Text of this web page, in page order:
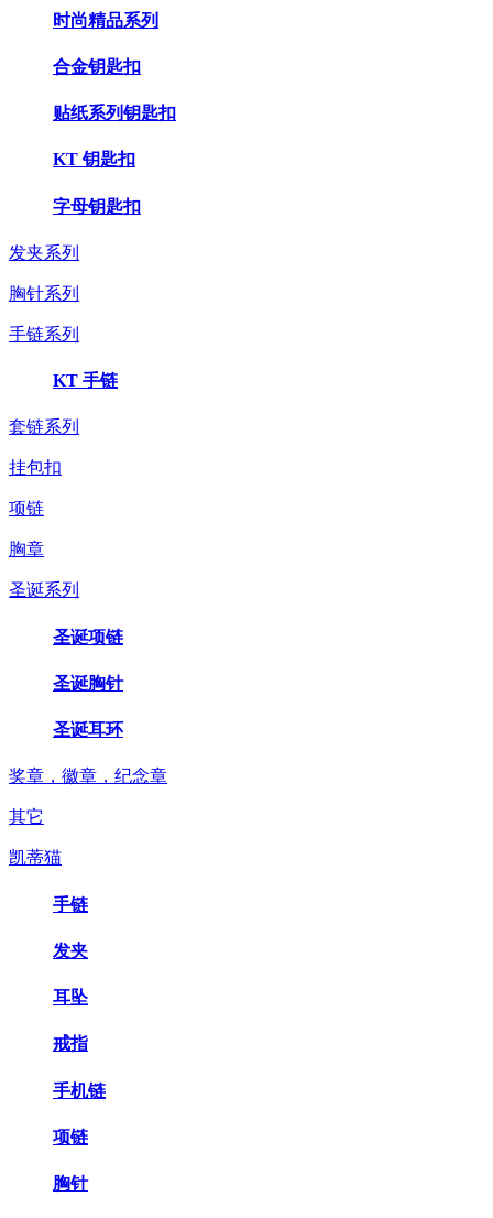
时尚精品系列
合金钥匙扣
贴纸系列钥匙扣
KT 钥匙扣
字母钥匙扣
发夹系列
胸针系列
手链系列
KT 手链
套链系列
挂包扣
项链
胸章
圣诞系列
圣诞项链
圣诞胸针
圣诞耳环
奖章，徽章，纪念章
其它
凯蒂猫
手链
发夹
耳坠
戒指
手机链
项链
胸针